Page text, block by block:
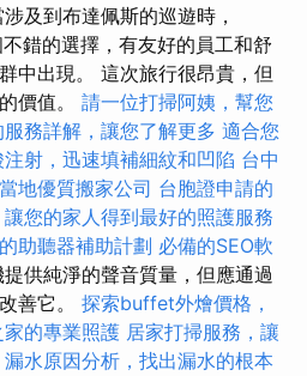
涉及到布達佩斯的巡遊時，
錯的選擇，有友好的員工和舒
中出現。 這次旅行很昂貴，但
價值。 請一位打掃阿姨，幫您
務詳解，讓您了解更多 適合您
射，迅速填補細紋和凹陷 台中
地優質搬家公司 台胞證申請的
您的家人得到最好的照護服務
助聽器補助計劃 必備的SEO軟
供純淨的聲音質量，但應通過
善它。 探索buffet外燴價格，
的專業照護 居家打掃服務，讓
漏水原因分析，找出漏水的根本